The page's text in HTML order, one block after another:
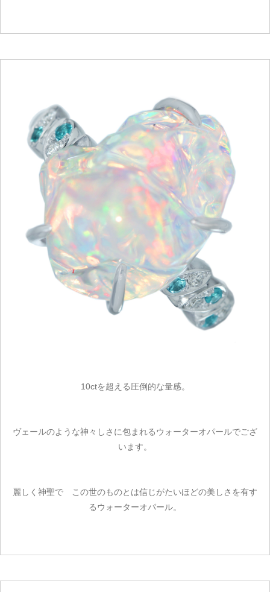
10ctを超える圧倒的な量感。
ヴェールのような神々しさに包まれるウォーターオパールでござ
います。
麗しく神聖で この世のものとは信じがたいほどの美しさを有す
るウォーターオパール。